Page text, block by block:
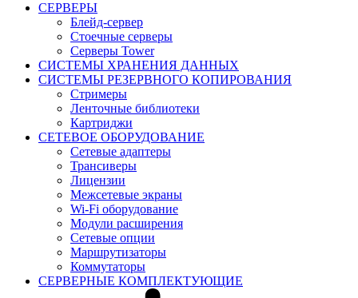
СЕРВЕРЫ
Блейд-сервер
Стоечные серверы
Серверы Tower
СИСТЕМЫ ХРАНЕНИЯ ДАННЫХ
СИСТЕМЫ РЕЗЕРВНОГО КОПИРОВАНИЯ
Стримеры
Ленточные библиотеки
Картриджи
СЕТЕВОЕ ОБОРУДОВАНИЕ
Сетевые адаптеры
Трансиверы
Лицензии
Межсетевые экраны
Wi-Fi оборудование
Модули расширения
Сетевые опции
Маршрутизаторы
Коммутаторы
СЕРВЕРНЫЕ КОМПЛЕКТУЮЩИЕ